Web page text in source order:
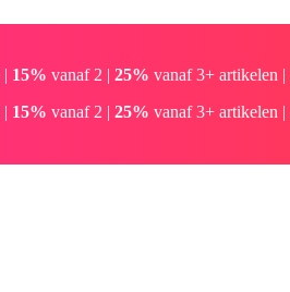
| 15% vanaf 2 | 25% vanaf 3+ artikelen |
| 15% vanaf 2 | 25% vanaf 3+ artikelen |